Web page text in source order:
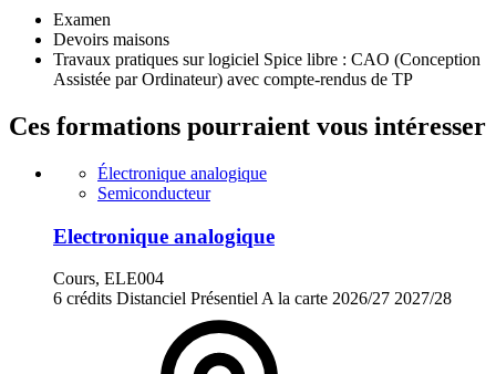
Examen
Devoirs maisons
Travaux pratiques sur logiciel Spice libre : CAO (Conception
Assistée par Ordinateur) avec compte-rendus de TP
Ces formations pourraient vous intéresser
Électronique analogique
Semiconducteur
Electronique analogique
Cours, ELE004
6 crédits Distanciel Présentiel A la carte 2026/27 2027/28